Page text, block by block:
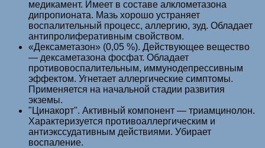
медикамент. Имеет в составе алклометазона
дипропионата. Мазь хорошо устраняет
воспалительный процесс, аллергию, зуд. Обладает
антипролиферативным свойством.
«Дексаметазон» (0,05 %). Действующее вещество
— дексаметазона фосфат. Обладает
противовоспалительным, иммунодепрессивным
эффектом. Угнетает аллергические симптомы.
Применяется на начальной стадии развития
экземы.
"Цинакорт". Активный компонент — триамцинолон.
Характеризуется противоаллергическим и
антиэкссудативным действиями. Убирает
воспаление.